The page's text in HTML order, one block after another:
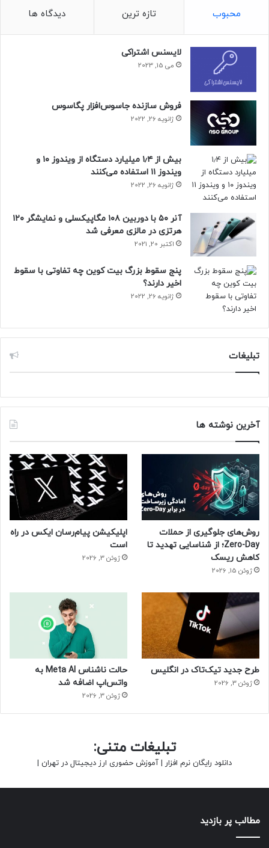
مجله خبری نیوزلن
محبوب تازه ترین دیدگاه ها
لایسنس اشتراکی
می 15, 2023
فروش سازنده جاسوس‌افزار پگاسوس
ژانویه 26, 2022
بیش از ۱٫۴ میلیارد دستگاه از ویندوز ۱۰ و
ویندوز ۱۱ استفاده می‌کنند
ژانویه 26, 2022
آنر ۵۰ با دوربین ۱۰۸ مگاپیکسلی و نمایشگر ۱۲۰
هرتزی در مالزی معرفی شد
اکتبر 20, 2021
پنج سقوط بزرگ بیت کوین چه تفاوتی با سقوط
اخیر دارند؟
ژانویه 26, 2022
تبلیغات
آخرین نوشته ها
روش‌های جلوگیری از حملات
Zero-Day؛ از شناسایی تهدید تا
کاهش ریسک
ژوئن 15, 2026
اپلیکیشن پیام‌رسان ایکس در راه
است
ژوئن 3, 2026
طرح جدید تیک‌تاک در انگلیس
ژوئن 3, 2026
حالت ناشناس Meta AI به
واتس‌اپ اضافه شد
ژوئن 3, 2026
تبلیغات متنی:
دانلود رایگان نرم افزار | آموزش حضوری ارز دیجیتال در تهران |
مطالب پر بازدید